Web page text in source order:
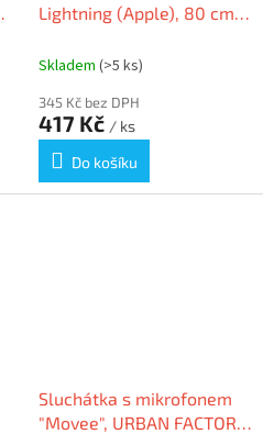
Lightning (Apple), 80 cm,
Skladem (>5 ks)
345 Kč bez DPH
417 Kč / ks
Do košíku
Sluchátka s mikrofonem
"Movee", URBAN FACTORY